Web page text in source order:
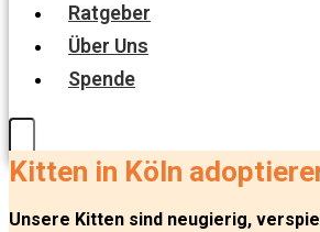
Ratgeber
Über Uns
Spende
Kitten in Köln
Unsere Kitten sind neugierig,